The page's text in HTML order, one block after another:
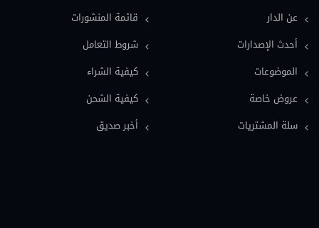
دولي خاص (13)
معاجم قانونية (11)
فلسفة قانون (9)
قائمة المنشورات
شروط التعامل
كيفية الشراء
كيفية الشحن
أخبر صديق
عن الدار
أحدث الإصدارات
الموضوعات
عروض خاصة
سلة المشتريات